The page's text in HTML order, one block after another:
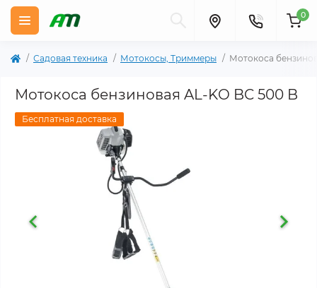
0
Садовая техника Мотокосы, Триммеры Мотокоса
Мотокоса бензиновая AL-KO BC 500 B
Бесплатная доставка